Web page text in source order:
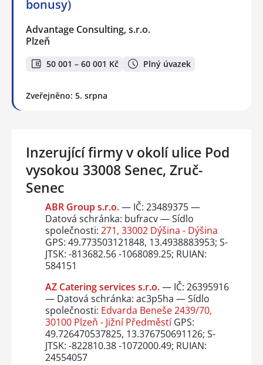
bonusy)
Advantage Consulting, s.r.o.
Plzeň
50 001 – 60 001 Kč Plný úvazek
Zveřejněno: 5. srpna
Inzerující firmy v okolí ulice Pod
vysokou 33008 Senec, Zruč-
Senec
ABR Group s.r.o.— IČ: 23489375 —
Datová schránka: bufracv — Sídlo
společnosti: 271, 33002 Dýšina - Dýšina
GPS: 49.773503121848, 13.4938883953; S-
JTSK: -813682.56 -1068089.25; RUIAN:
584151
AZ Catering services s.r.o.— IČ: 26395916
— Datová schránka: ac3p5ha — Sídlo
společnosti: Edvarda Beneše 2439/70,
30100 Plzeň - Jižní PředměstíGPS:
49.726470537825, 13.376750691126; S-
JTSK: -822810.38 -1072000.49; RUIAN:
24554057